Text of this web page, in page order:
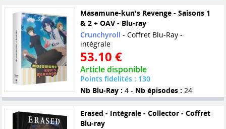
Masamune-kun's Revenge - Saisons 1
& 2 + OAV - Blu-ray
Crunchyroll - Coffret Blu-Ray -
intégrale
53.10 €
Article disponible
Points fidelités : 130
Nb Blu-Ray : 4 - Nb épisodes : 24
Erased - Intégrale - Collector - Coffret
Blu-ray